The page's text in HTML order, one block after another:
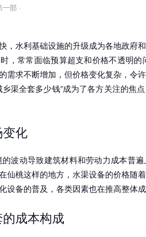
一部 ·
，水利基础设施的升级成为各地政府
，常常面临预算超支和价格不透明
需求不断增加，但价格变化复杂，令
渠全套多少钱”成为了各方关注的焦
化
波动导致建筑材料和劳动力成本普
仙桃这样的地方，水渠设备的价格随
设备的普及，各类因素也在推高整体
成本构成